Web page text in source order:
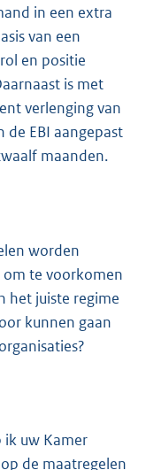
in een extra
van een
en positie
is met
verlenging van
de EBI aangepast
maanden.
worden
te voorkomen
het juiste regime
kunnen gaan
ik uw Kamer
de maatregelen